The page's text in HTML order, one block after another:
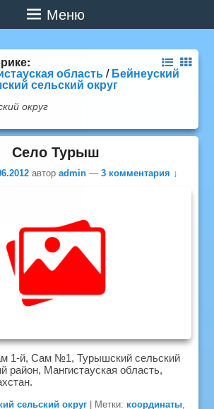
Меню
область/Бейнеуский
сельский округ
округ
Село Турыш
авторadmin —3 комментария ↓
1-й, Сам №1, Турышский сельский
район, Мангистауская область,
сельский округ | Метки: координаты